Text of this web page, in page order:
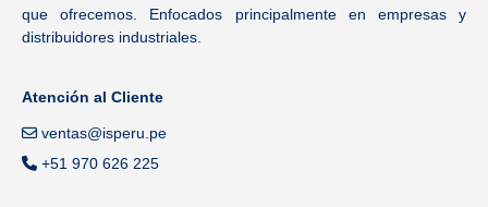
que ofrecemos. Enfocados principalmente en empresas y
distribuidores industriales.
Atención al Cliente
ventas@isperu.pe
+51 970 626 225